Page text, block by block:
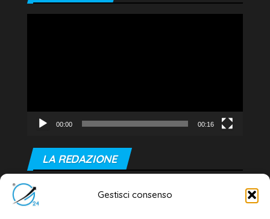
Gestisci consenso
00:00 00:16
LA REDAZIONE
Editore e direttore responsabile:
Dott. Daniele G. Masciullo